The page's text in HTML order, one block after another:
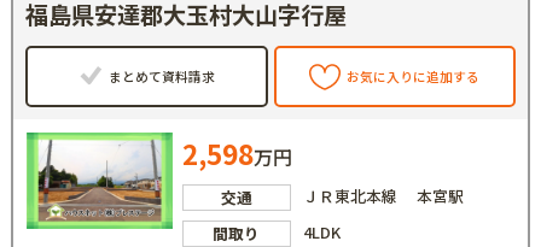
福島県安達郡大玉村大山字行屋
まとめて資料請求 お気に入りに追加する
2,598万円
交通
ＪＲ東北本線 本宮駅
間取り
4LDK